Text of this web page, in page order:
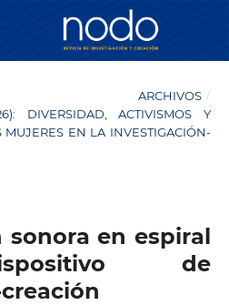
ARCHIVOS /
DIVERSIDAD, ACTIVISMOS Y
MUJERES EN LA INVESTIGACIÓN-
sonora en espiral
de